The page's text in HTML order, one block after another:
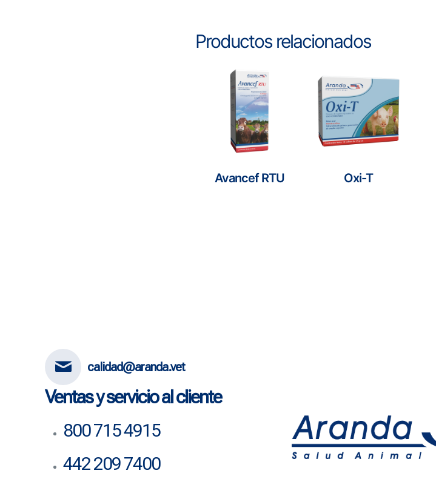
Productos relacionados
Avancef RTU Oxi-T
calidad@aranda.vet
Ventas y servicio al cliente
800 715 4915
442 209 7400